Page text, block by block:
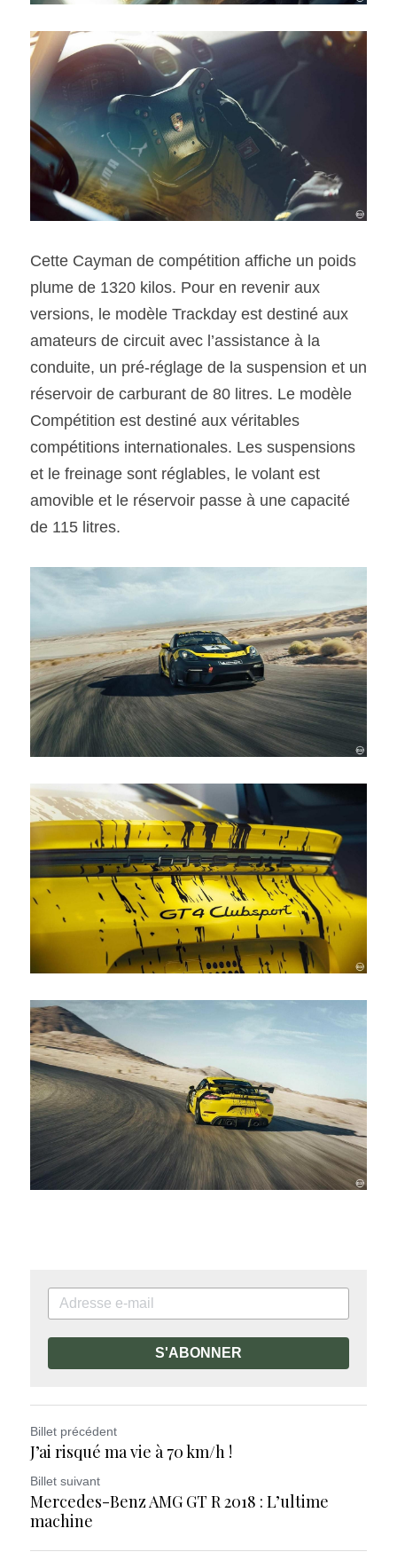
Cette Cayman de compétition affiche un poids
plume de 1320 kilos. Pour en revenir aux
versions, le modèle Trackday est destiné aux
amateurs de circuit avec l’assistance à la
conduite, un pré-réglage de la suspension et un
réservoir de carburant de 80 litres. Le modèle
Compétition est destiné aux véritables
compétitions internationales. Les suspensions
et le freinage sont réglables, le volant est
amovible et le réservoir passe à une capacité
de 115 litres.
S'ABONNER
Billet précédent
J’ai risqué ma vie à 70 km/h !
Billet suivant
Mercedes-Benz AMG GT R 2018 : L’ultime
machine